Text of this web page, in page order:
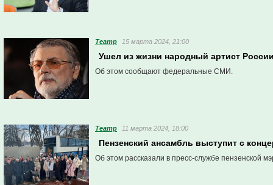
Театр 15 марта 2024, 21:00
Ушел из жизни народный артист
Об этом сообщают федеральные СМИ.
Театр 11 марта 2024, 18:00
Пензенский ансамбль выступит с
Об этом рассказали в пресс-службе пензенской